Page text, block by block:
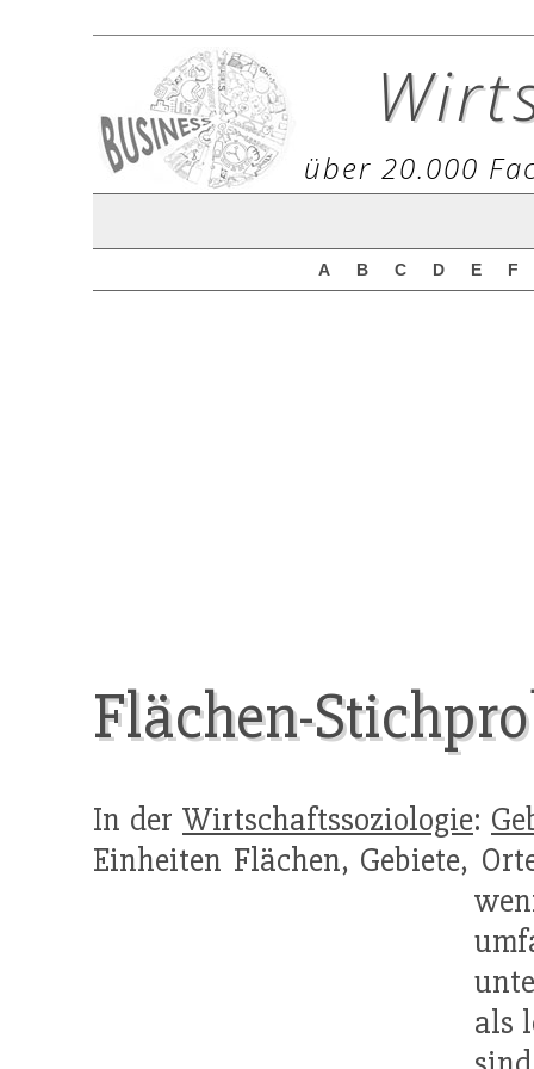
über 20.000
A B C D E F
Flächen-
In der Wirtschaftssoziologie:
Einheiten Flächen, Gebiete,
als